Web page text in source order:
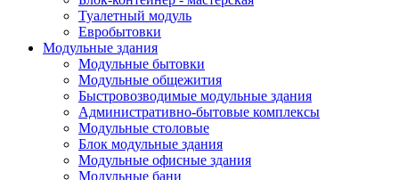
Туалетный модуль
Евробытовки
Модульные здания
Модульные бытовки
Модульные общежития
Быстровозводимые модульные здания
Административно-бытовые комплексы
Модульные столовые
Блок модульные здания
Модульные офисные здания
Модульные бани